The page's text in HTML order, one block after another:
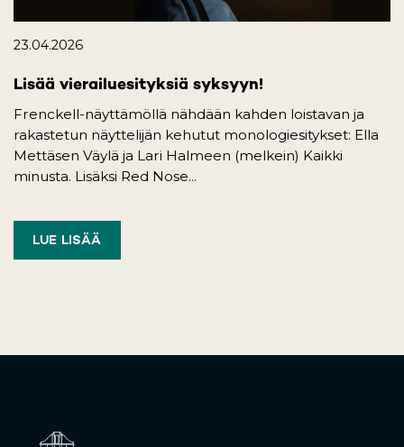
23.04.2026
Lisää vierailuesityksiä syksyyn!
Frenckell-näyttämöllä nähdään kahden loistavan ja
rakastetun näyttelijän kehutut monologiesitykset: Ella
Mettäsen Väylä ja Lari Halmeen (melkein) Kaikki
minusta. Lisäksi Red Nose...
LUE LISÄÄ